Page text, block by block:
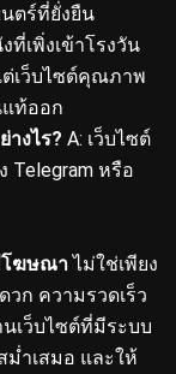
ตร์ที่ยั่งยืน
ที่เพิ่งเข้าโรงวัน
ต่เว็บไซต์คุณภาพ
แท้ออก
างไร? A: เว็บไซต์
Telegram หรือ
โฆษณาไม่ใช่เพียง
วก ความรวดเร็ว
เว็บไซต์ที่มีระบบ
ำเสมอ และให้